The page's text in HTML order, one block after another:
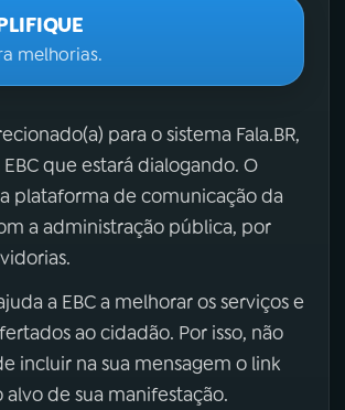
melhorias.
para o sistema Fala.BR,
que estará dialogando. O
plataforma de comunicação da
a administração pública, por
a EBC a melhorar os serviços e
ao cidadão. Por isso, não
incluir na sua mensagem o link
de sua manifestação.